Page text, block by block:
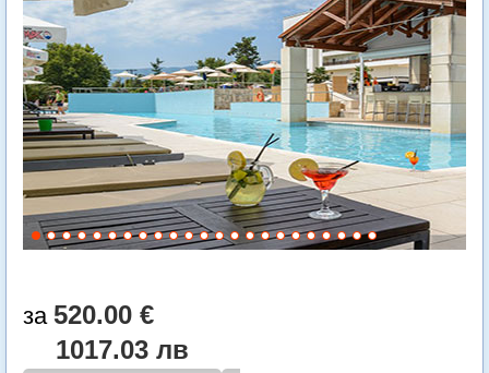
520.00 €
1017.03 лв